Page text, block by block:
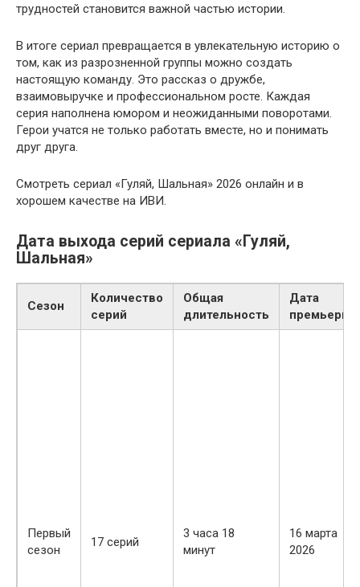
трудностей становится важной частью истории.
В итоге сериал превращается в увлекательную историю о
том, как из разрозненной группы можно создать
настоящую команду. Это рассказ о дружбе,
взаимовыручке и профессиональном росте. Каждая
серия наполнена юмором и неожиданными поворотами.
Герои учатся не только работать вместе, но и понимать
друг друга.
Смотреть сериал «Гуляй, Шальная» 2026 онлайн и в
хорошем качестве на ИВИ.
Дата выхода серий сериала «Гуляй,
Шальная»
Сезон
Количество
серий
Общая
длительность
Дата
премьеры
Первый
сезон
17 серий
3 часа 18
минут
16 марта
2026